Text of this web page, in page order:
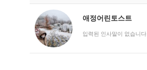
유해사이트 목록
비공개 피해사례
애정어린토스트
입력된 인사말이 없습니다.